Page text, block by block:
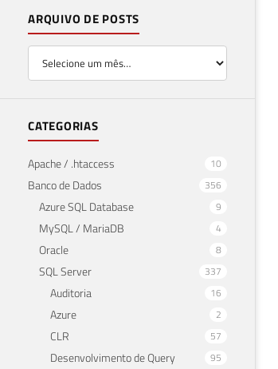
ARQUIVO DE POSTS
CATEGORIAS
Apache / .htaccess 10
Banco de Dados 356
Azure SQL Database 9
MySQL / MariaDB 4
Oracle 8
SQL Server 337
Auditoria 16
Azure 2
CLR 57
Desenvolvimento de Query 95